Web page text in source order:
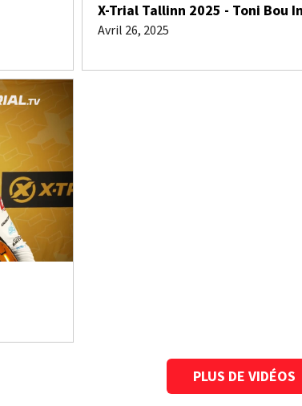
X-Trial Tallinn 2025 - Toni Bou
Avril 26, 2025
PLUS DE VIDÉOS